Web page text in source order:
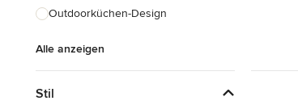
Outdoorküchen-Design
Alle anzeigen
Stil